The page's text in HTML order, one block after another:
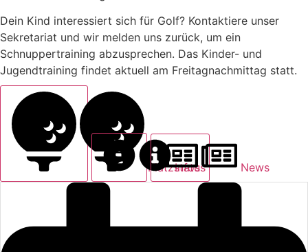
Dein Kind interessiert sich für Golf? Kontaktiere unser
Sekretariat und wir melden uns zurück, um ein
Schnuppertraining abzusprechen. Das Kinder- und
Jugendtraining findet aktuell am Freitagnachmittag statt.
Platzstatus
Infos News